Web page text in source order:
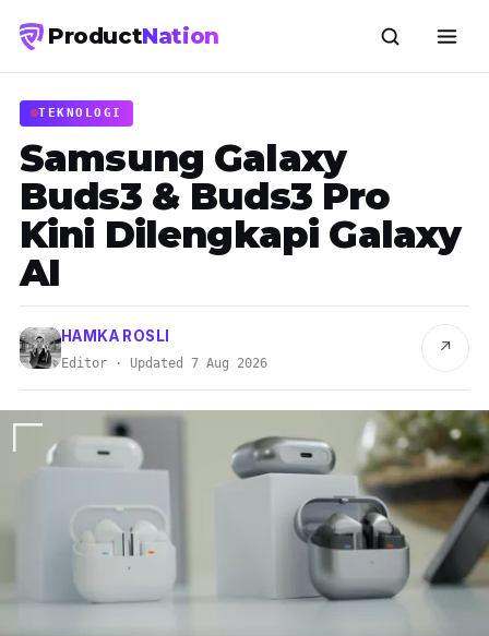
ProductNation
TEKNOLOGI
Samsung Galaxy
Buds3 & Buds3 Pro
Kini Dilengkapi Galaxy
AI
HAMKA ROSLI
Editor · Updated 7 Aug 2026
↗